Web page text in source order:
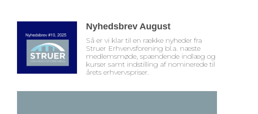
Nyhedsbrev August
Så er vi klar til en række nyheder fra
Struer Erhvervsforening bl.a. næste
medlemsmøde, spændende indlæg og
kurser samt indstilling af nominerede til
årets erhvervspriser.